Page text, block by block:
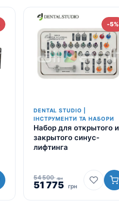
-5%
DENTAL STUDIO |
ІНСТРУМЕНТИ ТА НАБОРИ
Набор для открытого и
закрытого синус-
лифтинга
54 500 грн
Оригінальна
51 775 грнПоточна